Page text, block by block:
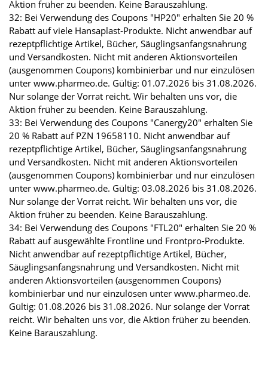
Aktion früher zu beenden. Keine Barauszahlung.
32: Bei Verwendung des Coupons "HP20" erhalten Sie 20 %
Rabatt auf viele Hansaplast-Produkte. Nicht anwendbar auf
rezeptpflichtige Artikel, Bücher, Säuglingsanfangsnahrung
und Versandkosten. Nicht mit anderen Aktionsvorteilen
(ausgenommen Coupons) kombinierbar und nur einzulösen
unter www.pharmeo.de. Gültig: 01.07.2026 bis 31.08.2026.
Nur solange der Vorrat reicht. Wir behalten uns vor, die
Aktion früher zu beenden. Keine Barauszahlung.
33: Bei Verwendung des Coupons "Canergy20" erhalten Sie
20 % Rabatt auf PZN 19658110. Nicht anwendbar auf
rezeptpflichtige Artikel, Bücher, Säuglingsanfangsnahrung
und Versandkosten. Nicht mit anderen Aktionsvorteilen
(ausgenommen Coupons) kombinierbar und nur einzulösen
unter www.pharmeo.de. Gültig: 03.08.2026 bis 31.08.2026.
Nur solange der Vorrat reicht. Wir behalten uns vor, die
Aktion früher zu beenden. Keine Barauszahlung.
34: Bei Verwendung des Coupons "FTL20" erhalten Sie 20 %
Rabatt auf ausgewählte Frontline und Frontpro-Produkte.
Nicht anwendbar auf rezeptpflichtige Artikel, Bücher,
Säuglingsanfangsnahrung und Versandkosten. Nicht mit
anderen Aktionsvorteilen (ausgenommen Coupons)
kombinierbar und nur einzulösen unter www.pharmeo.de.
Gültig: 01.08.2026 bis 31.08.2026. Nur solange der Vorrat
reicht. Wir behalten uns vor, die Aktion früher zu beenden.
Keine Barauszahlung.